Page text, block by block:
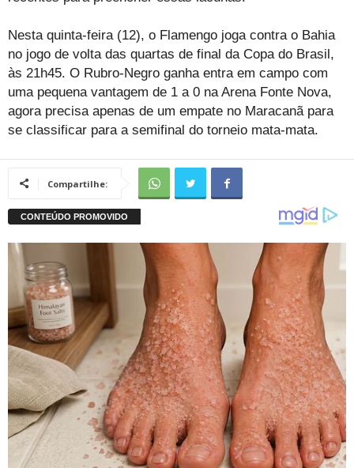
Nesta quinta-feira (12), o Flamengo joga contra o Bahia
no jogo de volta das quartas de final da Copa do Brasil,
às 21h45. O Rubro-Negro ganha entra em campo com
uma pequena vantagem de 1 a 0 na Arena Fonte Nova,
agora precisa apenas de um empate no Maracanã para
se classificar para a semifinal do torneio mata-mata.
Compartilhe: